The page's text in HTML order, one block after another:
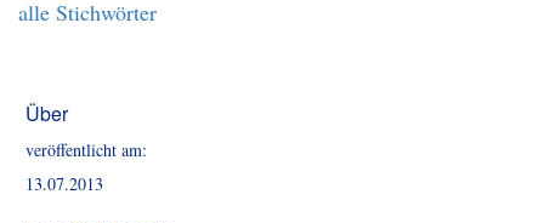
alle Stichwörter
Über
veröffentlicht am:
13.07.2013